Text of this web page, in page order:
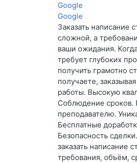
Google
Google
Заказать написание
сложной, а
ваши ожидания.
требует глубоких
получить грамотно
получаете,
работы. Высокую
Соблюдение сроков.
преподавателю.
Бесплатные
Безопасность
заказать написание
требования, объём,